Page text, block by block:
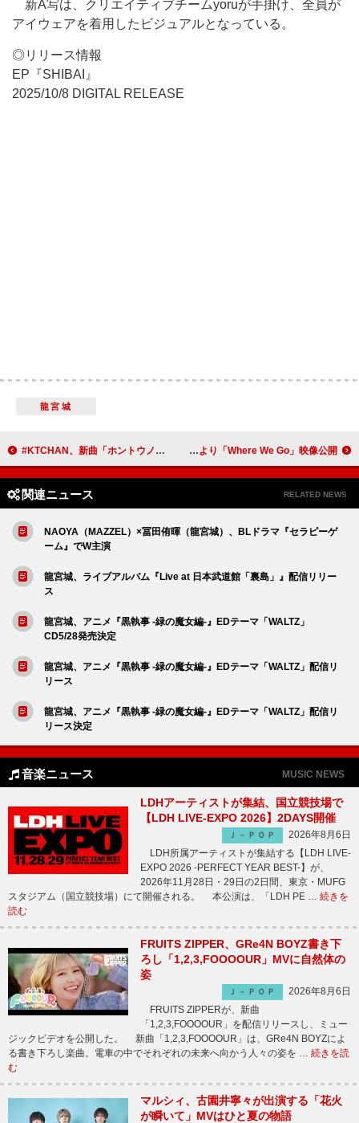
新A写は、クリエイティブチームyoruが手掛け、全員が
アイウェアを着用したビジュアルとなっている。
◎リリース情報
EP『SHIBAI』
2025/10/8 DIGITAL RELEASE
龍宮城
#KTCHAN、新曲「ホントウノコト。」リリース＆MV公開 ももクロ・佐々木彩夏、ライブ映像作品より「Where We Go」映像公開
関連ニュース RELATED NEWS
NAOYA（MAZZEL）×冨田侑暉（龍宮城）、BLドラマ『セラピーゲ
ーム』でW主演
龍宮城、ライブアルバム『Live at 日本武道館「裏島」』配信リリー
ス
龍宮城、アニメ『黒執事 -緑の魔女編-』EDテーマ「WALTZ」
CD5/28発売決定
龍宮城、アニメ『黒執事 -緑の魔女編-』EDテーマ「WALTZ」配信リ
リース
龍宮城、アニメ『黒執事 -緑の魔女編-』EDテーマ「WALTZ」配信リ
リース決定
音楽ニュース MUSIC NEWS
LDHアーティストが集結、国立競技場で
【LDH LIVE-EXPO 2026】2DAYS開催
Ｊ－ＰＯＰ
2026年8月6日
LDH所属アーティストが集結する【LDH LIVE-
EXPO 2026 -PERFECT YEAR BEST-】が、
2026年11月28日・29日の2日間、東京・MUFG
スタジアム（国立競技場）にて開催される。 本公演は、「LDH PE … 続きを
読む
FRUITS ZIPPER、GRe4N BOYZ書き下
ろし「1,2,3,FOOOOUR」MVに自然体の
姿
Ｊ－ＰＯＰ
2026年8月6日
FRUITS ZIPPERが、新曲
「1,2,3,FOOOOUR」を配信リリースし、ミュー
ジックビデオを公開した。 新曲「1,2,3,FOOOOUR」は、GRe4N BOYZによ
る書き下ろし楽曲。電車の中でそれぞれの未来へ向かう人々の姿を … 続きを読
む
マルシィ、古園井寧々が出演する「花火
が瞬いて」MVはひと夏の物語